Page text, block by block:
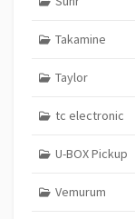
Takamine
Taylor
tc electronic
U-BOX Pickup
Vemurum